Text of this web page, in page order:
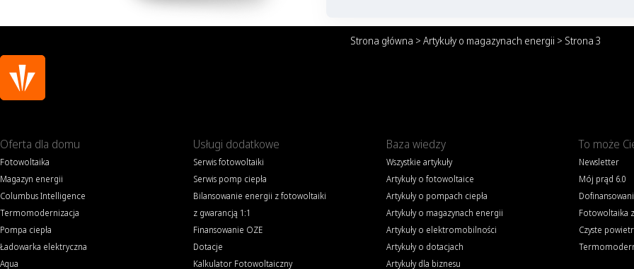
Strona główna > Artykuły o magazynach energii > Strona 3
Oferta dla domu
Fotowoltaika
Magazyn energii
Columbus Intelligence
Termomodernizacja
Pompa ciepła
Ładowarka elektryczna
Aqua
Usługi dodatkowe
Serwis fotowoltaiki
Serwis pomp ciepła
Bilansowanie energii z fotowoltaiki
z gwarancją 1:1
Finansowanie OZE
Dotacje
Kalkulator Fotowoltaiczny
Baza wiedzy
Wszystkie artykuły
Artykuły o fotowoltaice
Artykuły o pompach ciepła
Artykuły o magazynach energii
Artykuły o elektromobilności
Artykuły o dotacjach
Artykuły dla biznesu
To może
Newsletter
Mój prąd 6.0
Fotowoltaika
Czyste